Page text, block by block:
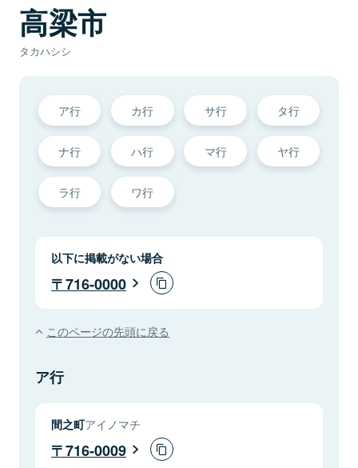
高梁市
タカハシシ
ア行 カ行 サ行 タ行
ナ行 ハ行 マ行 ヤ行
ラ行 ワ行
以下に掲載がない場合
716-0000
このページの先頭に戻る
ア行
間之町アイノマチ
716-0009